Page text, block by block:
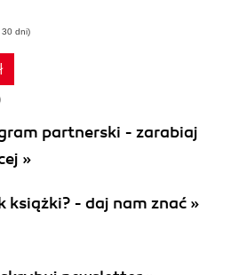
30 dni)
partnerski - zarabiaj
»
książki? - daj nam znać »